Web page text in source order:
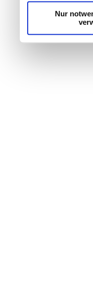
Dienste
Nur